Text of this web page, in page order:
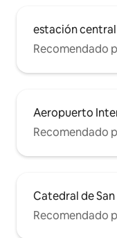
estación central
Recomendado
Aeropuerto
Recomendado
Catedral de
Recomendado